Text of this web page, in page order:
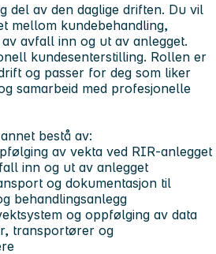
del av den daglige driften. Du vil
mellom kundebehandling,
avfall inn og ut av anlegget.
kundesenterstilling. Rollen er
og passer for deg som liker
samarbeid med profesjonelle
bestå av:
av vekta ved RIR-anlegget
inn og ut av anlegget
og dokumentasjon til
behandlingsanlegg
og oppfølging av data
transportører og